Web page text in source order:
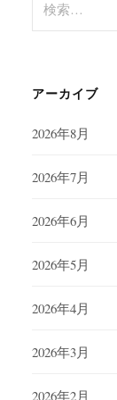
索:
アーカイブ
2026年8月
2026年7月
2026年6月
2026年5月
2026年4月
2026年3月
2026年2月